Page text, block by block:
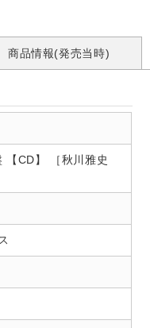
商品情報(発売当時)
【CD】 ［秋川雅史